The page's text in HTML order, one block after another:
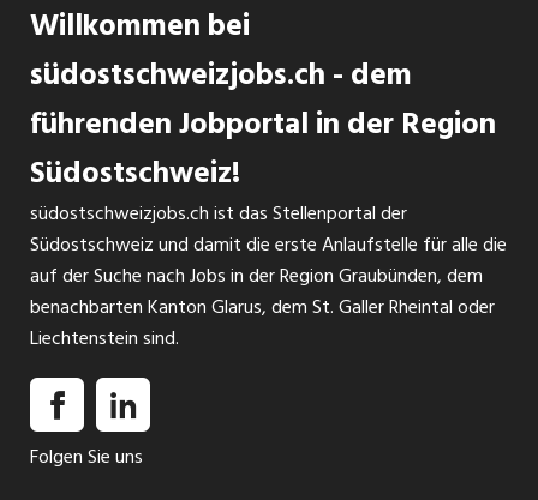
Willkommen bei
südostschweizjobs.ch - dem
führenden Jobportal in der Region
Südostschweiz!
südostschweizjobs.ch ist das Stellenportal der
Südostschweiz und damit die erste Anlaufstelle für alle die
auf der Suche nach Jobs in der Region Graubünden, dem
benachbarten Kanton Glarus, dem St. Galler Rheintal oder
Liechtenstein sind.
Folgen Sie uns